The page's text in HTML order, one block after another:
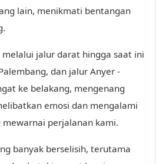
lain, menikmati bentangan
jalur darat hingga saat ini
dan jalur Anyer -
ke belakang, mengenang
emosi dan mengalami
perjalanan kami.
banyak berselisih, terutama